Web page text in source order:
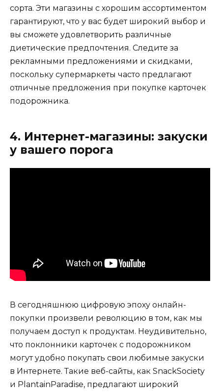
сорта. Эти магазины с хорошим ассортиментом
гарантируют, что у вас будет широкий выбор и
вы сможете удовлетворить различные
диетические предпочтения. Следите за
рекламными предложениями и скидками,
поскольку супермаркеты часто предлагают
отличные предложения при покупке карточек
подорожника.
4. Интернет-магазины: закуски
у вашего порога
В сегодняшнюю цифровую эпоху онлайн-
покупки произвели революцию в том, как мы
получаем доступ к продуктам. Неудивительно,
что поклонники карточек с подорожником
могут удобно покупать свои любимые закуски
в Интернете. Такие веб-сайты, как SnackSociety
и PlantainParadise, предлагают широкий